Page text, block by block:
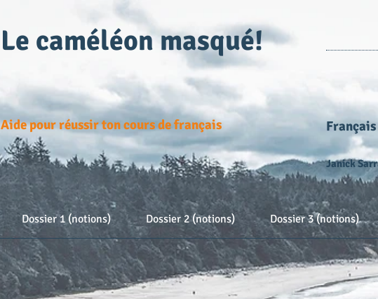
Le caméléon masqué!
Aide pour réussir ton cours de français
Janick
Dossier 1 (notions) Dossier 2 (notions) Dossier 3 (notions)